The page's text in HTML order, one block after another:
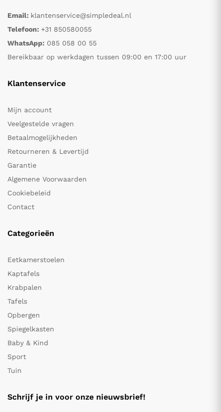
Email: klantenservice@simpledeal.nl
Telefoon: +31 850580055
WhatsApp: 085 058 00 55
Bereikbaar op werkdagen tussen 09:00 en 17:00 uur
Klantenservice
Mijn account
Veelgestelde vragen
Betaalmogelijkheden
Retourneren & Levertijd
Garantie
Algemene Voorwaarden
Cookiebeleid
Contact
Categorieën
Eetkamerstoelen
Kaptafels
Krabpalen
Tafels
Opbergen
Spiegelkasten
Baby & Kind
Sport
Tuin
Schrijf je in voor onze nieuwsbrief!